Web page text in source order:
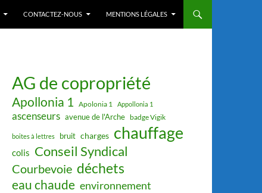
CONTACTEZ-NOUS MENTIONS LÉGALES
AG de copropriété
Apollonia 1 Apolonia 1 Appollonia 1
ascenseurs avenue de l'Arche badge Vigik
boites à lettres bruit charges chauffage
colis Conseil Syndical
Courbevoie déchets
eau chaude environnement